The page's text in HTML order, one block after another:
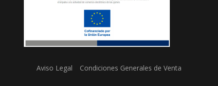
Aviso Legal Condiciones Generales de Venta